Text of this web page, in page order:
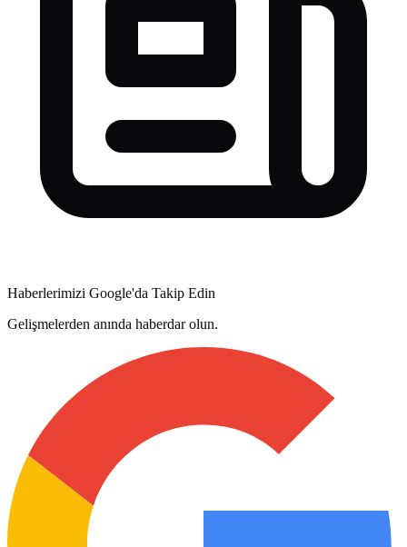
Haberlerimizi Google'da Takip Edin
Gelişmelerden anında haberdar olun.